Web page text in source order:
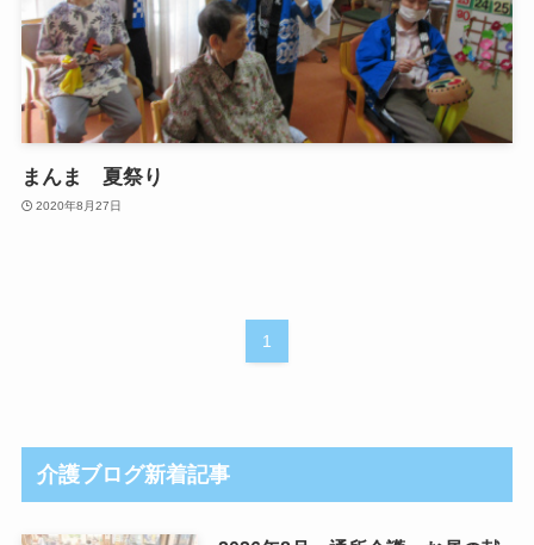
まんま 夏祭り
2020年8月27日
1
介護ブログ新着記事